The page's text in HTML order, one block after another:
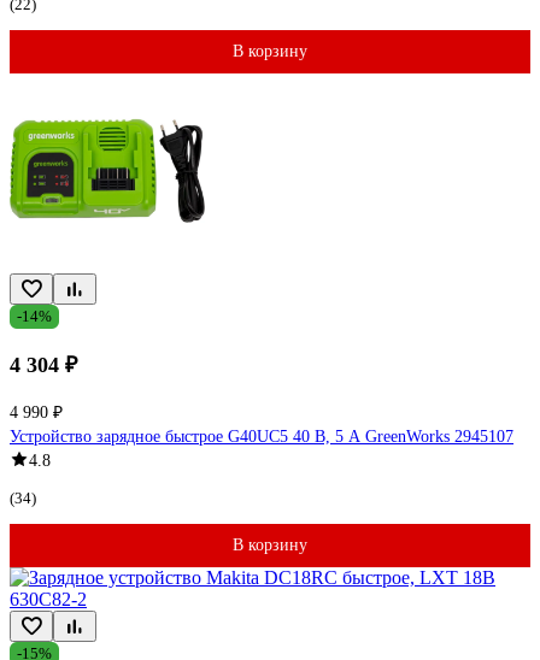
(22)
В корзину
-14%
4 304 ₽
4 990 ₽
Устройство зарядное быстрое G40UC5 40 В, 5 А GreenWorks 2945107
4.8
(34)
В корзину
-15%